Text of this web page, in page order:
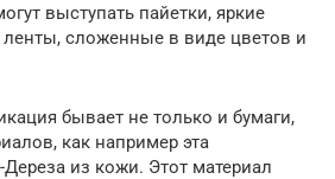
выступать пайетки, яркие
сложенные в виде цветов и
бывает не только и бумаги,
как например эта
из кожи. Этот материал